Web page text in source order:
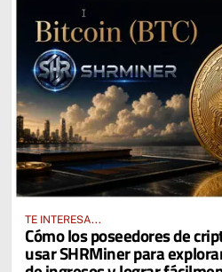
TE INTERESA...
Cómo los poseedores de
usar SHRMiner para